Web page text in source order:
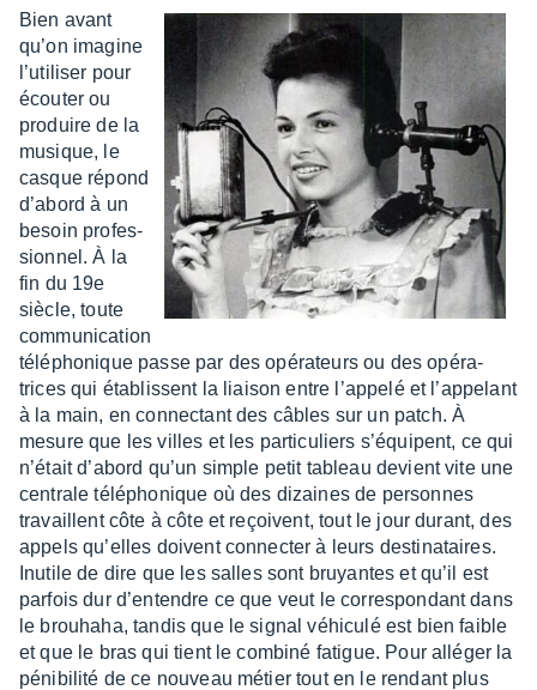
Bien avant
qu’on imagine
l’uti­li­ser pour
écou­ter ou
produire de la
musique, le
casque répond
d’abord à un
besoin profes­
sion­nel. À la
fin du 19e
siècle, toute
commu­ni­ca­tion
télé­pho­nique passe par des opéra­teurs ou des opéra­
trices qui établissent la liai­son entre l’ap­pelé et l’ap­pe­lant
à la main, en connec­tant des câbles sur un patch. À
mesure que les villes et les parti­cu­liers s’équipent, ce qui
n’était d’abord qu’un simple petit tableau devient vite une
centrale télé­pho­nique où des dizaines de personnes
travaillent côte à côte et reçoivent, tout le jour durant, des
appels qu’elles doivent connec­ter à leurs desti­na­taires.
Inutile de dire que les salles sont bruyantes et qu’il est
parfois dur d’en­tendre ce que veut le corres­pon­dant dans
le brou­haha, tandis que le signal véhi­culé est bien faible
et que le bras qui tient le combiné fatigue. Pour allé­ger la
péni­bi­lité de ce nouveau métier tout en le rendant plus